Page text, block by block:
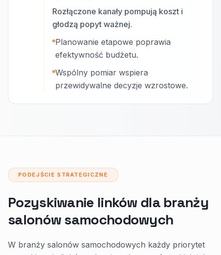
Rozłączone kanały pompują koszt i
głodzą popyt ważnej.
Planowanie etapowe poprawia
efektywność budżetu.
Wspólny pomiar wspiera
przewidywalne decyzje wzrostowe.
PODEJŚCIE STRATEGICZNE
Pozyskiwanie linków dla branży
salonów samochodowych
W branży salonów samochodowych każdy priorytet